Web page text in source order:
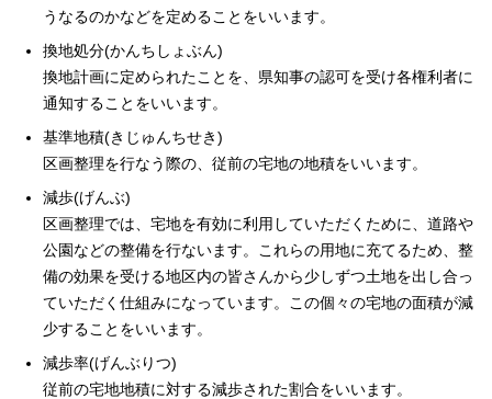
うなるのかなどを定めることをいいます。
換地処分(かんちしょぶん)
換地計画に定められたことを、県知事の認可を受け各権利者に
通知することをいいます。
基準地積(きじゅんちせき)
区画整理を行なう際の、従前の宅地の地積をいいます。
減歩(げんぶ)
区画整理では、宅地を有効に利用していただくために、道路や
公園などの整備を行ないます。これらの用地に充てるため、整
備の効果を受ける地区内の皆さんから少しずつ土地を出し合っ
ていただく仕組みになっています。この個々の宅地の面積が減
少することをいいます。
減歩率(げんぶりつ)
従前の宅地地積に対する減歩された割合をいいます。